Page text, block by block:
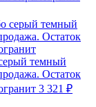
темный
Остаток
3 321 ₽